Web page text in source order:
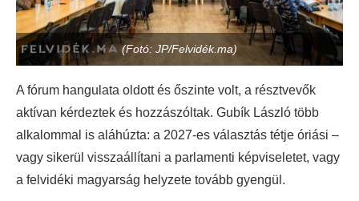
(Fotó: JP/Felvidék.ma)
A fórum hangulata oldott és őszinte volt, a résztvevők
aktívan kérdeztek és hozzászóltak. Gubík László több
alkalommal is aláhúzta: a 2027-es választás tétje óriási –
vagy sikerül visszaállítani a parlamenti képviseletet, vagy
a felvidéki magyarság helyzete tovább gyengül.